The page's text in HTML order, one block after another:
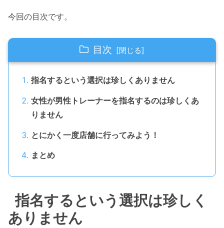
今回の目次です。
目次
指名するという選択は珍しくありません
女性が男性トレーナーを指名するのは珍しくあ
りません
とにかく一度店舗に行ってみよう！
まとめ
指名するという選択は珍しく
ありません